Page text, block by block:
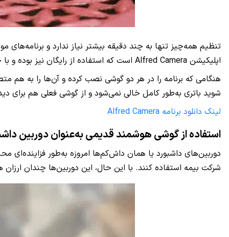
تنظیم همه‌چیز تنها به چند دقیقه بیشتر نیاز ندارد و
اپلیکیشن Alfred Camera است که استفاده از رایگان نیز بوده و با خرید اشتراک ماهانه هم می‌توانید به قابلیت‌های اضافه‌تر دسترسی داشته و تبلیغاتی نیز نداشته باشید.
هنگامی که برنامه را در هر دو گوشی نصب کرده و آن‌ها را به هم
شوید باتری به‌طور کامل خالی نمی‌شود و از گوشی فعلی هم برای
لینک دانلود برنامه Alfred Camera
استفاده از گوشی هوشمند قدیمی به‌عنوان دوربین
دوربین‌های داشبورد یا همان داش‌کم‌ها امروزه به‌طور فزاینده‌ای
شرکت بیمه استفاده کنند. با این حال، این دوربین‌ها چندان